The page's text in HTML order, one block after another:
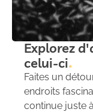
Explorez
celui-ci
Faites un
endroits
continue juste